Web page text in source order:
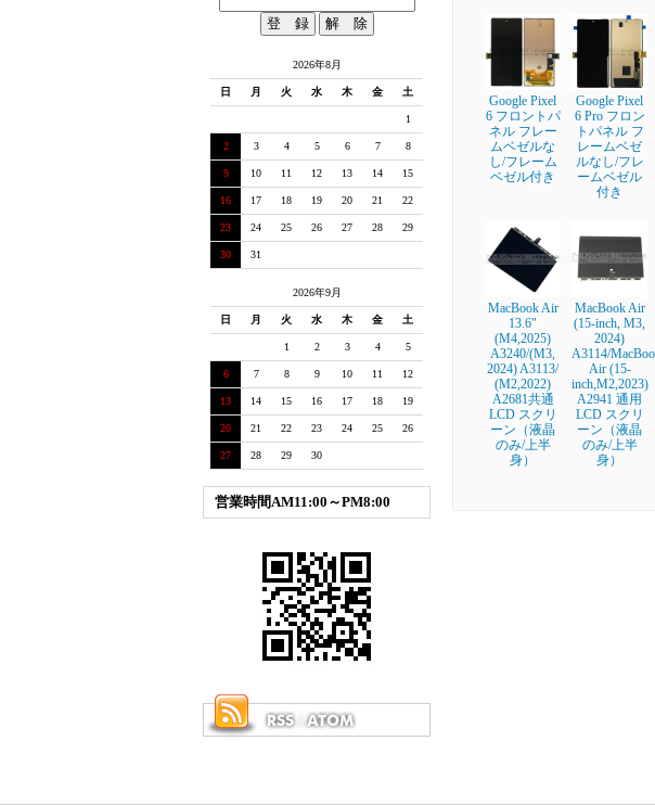
2026年8月
日 月 火 水 木 金 土
1
2 3 4 5 6 7 8
9 10 11 12 13 14 15
16 17 18 19 20 21 22
23 24 25 26 27 28 29
30 31
2026年9月
日 月 火 水 木 金 土
1 2 3 4 5
6 7 8 9 10 11 12
13 14 15 16 17 18 19
20 21 22 23 24 25 26
27 28 29 30
営業時間AM11:00～PM8:00
Google Pixel
6 フロントパ
ネル フレー
ムベゼルな
し/フレーム
ベゼル付き
Google Pixel
6 Pro フロン
トパネル フ
レームベゼ
ルなし/フレ
ームベゼル
付き
MacBook Air
13.6"
(M4,2025)
A3240/(M3,
2024) A3113/
(M2,2022)
A2681共通
LCD スクリ
ーン（液晶
のみ/上半
身）
MacBook Air
(15-inch, M3,
2024)
A3114/
Air (15-
inch,M2,2023)
A2941 通用
LCD スクリ
ーン（液晶
のみ/上半
身）